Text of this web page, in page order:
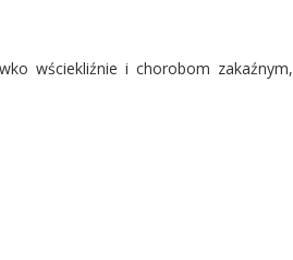
wściekliźnie i chorobom zakaźnym,